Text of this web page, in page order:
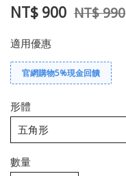
NT$ 900 NT$ 990
適用優惠
官網購物5%現金回饋
形體
數量